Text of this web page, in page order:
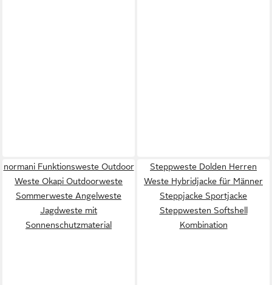
normani Funktionsweste Outdoor
Weste Okapi Outdoorweste
Sommerweste Angelweste
Jagdweste mit
Sonnenschutzmaterial
Steppweste Dolden Herren
Weste Hybridjacke für Männer
Steppjacke Sportjacke
Steppwesten Softshell
Kombination